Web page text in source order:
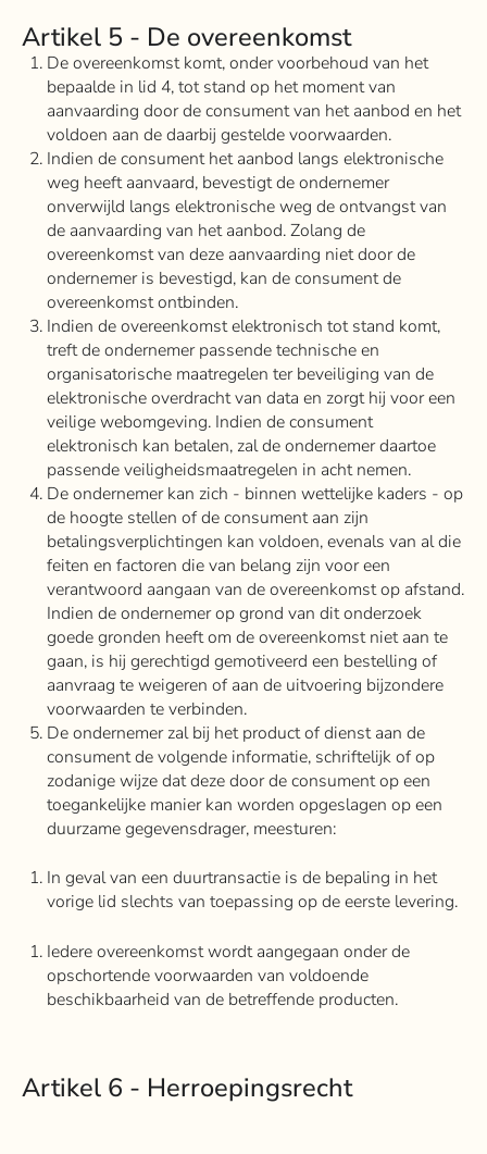
Artikel 5 - De overeenkomst
De overeenkomst komt, onder voorbehoud van het
bepaalde in lid 4, tot stand op het moment van
aanvaarding door de consument van het aanbod en het
voldoen aan de daarbij gestelde voorwaarden.
Indien de consument het aanbod langs elektronische
weg heeft aanvaard, bevestigt de ondernemer
onverwijld langs elektronische weg de ontvangst van
de aanvaarding van het aanbod. Zolang de
overeenkomst van deze aanvaarding niet door de
ondernemer is bevestigd, kan de consument de
overeenkomst ontbinden.
Indien de overeenkomst elektronisch tot stand komt,
treft de ondernemer passende technische en
organisatorische maatregelen ter beveiliging van de
elektronische overdracht van data en zorgt hij voor een
veilige webomgeving. Indien de consument
elektronisch kan betalen, zal de ondernemer daartoe
passende veiligheidsmaatregelen in acht nemen.
De ondernemer kan zich - binnen wettelijke kaders - op
de hoogte stellen of de consument aan zijn
betalingsverplichtingen kan voldoen, evenals van al die
feiten en factoren die van belang zijn voor een
verantwoord aangaan van de overeenkomst op afstand.
Indien de ondernemer op grond van dit onderzoek
goede gronden heeft om de overeenkomst niet aan te
gaan, is hij gerechtigd gemotiveerd een bestelling of
aanvraag te weigeren of aan de uitvoering bijzondere
voorwaarden te verbinden.
De ondernemer zal bij het product of dienst aan de
consument de volgende informatie, schriftelijk of op
zodanige wijze dat deze door de consument op een
toegankelijke manier kan worden opgeslagen op een
duurzame gegevensdrager, meesturen:
In geval van een duurtransactie is de bepaling in het
vorige lid slechts van toepassing op de eerste levering.
Iedere overeenkomst wordt aangegaan onder de
opschortende voorwaarden van voldoende
beschikbaarheid van de betreffende producten.
Artikel 6 - Herroepingsrecht